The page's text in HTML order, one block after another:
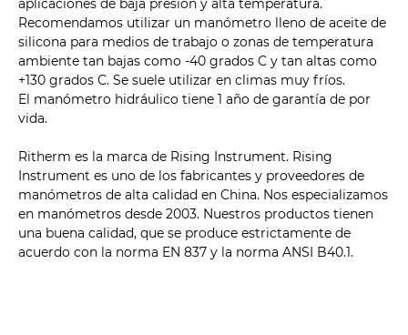
aplicaciones de baja presión y alta temperatura.
Recomendamos utilizar un manómetro lleno de aceite de
silicona para medios de trabajo o zonas de temperatura
ambiente tan bajas como -40 grados C y tan altas como
+130 grados C. Se suele utilizar en climas muy fríos.
El manómetro hidráulico tiene 1 año de garantía de por
vida.
Ritherm es la marca de Rising Instrument. Rising
Instrument es uno de los fabricantes y proveedores de
manómetros de alta calidad en China. Nos especializamos
en manómetros desde 2003. Nuestros productos tienen
una buena calidad, que se produce estrictamente de
acuerdo con la norma EN 837 y la norma ANSI B40.1.